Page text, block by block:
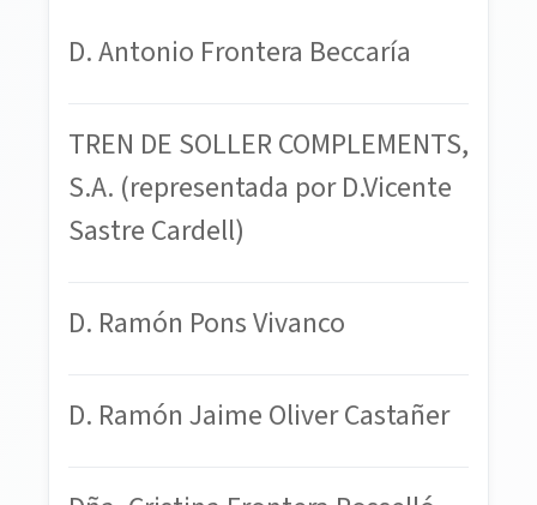
D. Antonio Frontera Beccaría
TREN DE SOLLER COMPLEMENTS,
S.A. (representada por D.Vicente
Sastre Cardell)
D. Ramón Pons Vivanco
D. Ramón Jaime Oliver Castañer